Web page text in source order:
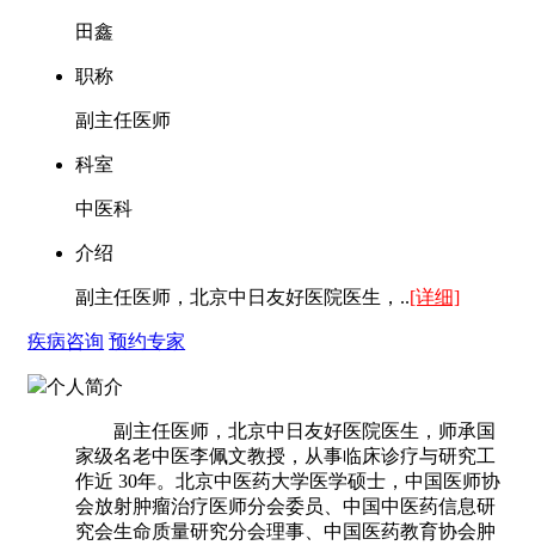
田鑫
职称
副主任医师
科室
中医科
介绍
副主任医师，北京中日友好医院医生，..[详细]
疾病咨询 预约专家
个人简介
副主任医师，北京中日友好医院医生，师承国
家级名老中医李佩文教授，从事临床诊疗与研究工
作近 30年。北京中医药大学医学硕士，中国医师协
会放射肿瘤治疗医师分会委员、中国中医药信息研
究会生命质量研究分会理事、中国医药教育协会肿